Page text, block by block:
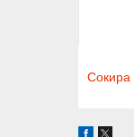
Сокира